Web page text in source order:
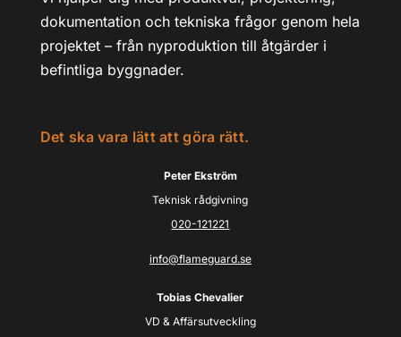
dokumentation och tekniska frågor genom hela
projektet – från nyproduktion till åtgärder i
befintliga byggnader.
Det ska vara lätt att göra rätt.
Peter Ekström
Teknisk rådgivning
020-121221
info@flameguard.se
Tobias Chevalier
VD & Affärsutveckling